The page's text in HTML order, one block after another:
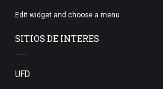
Edit widget and choose a menu
SITIOS DE INTERES
UFD